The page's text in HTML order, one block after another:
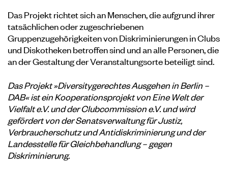
Das Projekt richtet sich an Menschen, die aufgrund ihrer
tatsächlichen oder zugeschriebenen
Gruppenzugehörigkeiten von Diskriminierungen in Clubs
und Diskotheken betroffen sind und an alle Personen, die
an der Gestaltung der Veranstaltungsorte beteiligt sind.
Das Projekt »Diversitygerechtes Ausgehen in Berlin –
DAB« ist ein Kooperationsprojekt von Eine Welt der
Vielfalt e.V. und der Clubcommission e.V. und wird
gefördert von der Senatsverwaltung für Justiz,
Verbraucherschutz und Antidiskriminierung und der
Landesstelle für Gleichbehandlung – gegen
Diskriminierung.